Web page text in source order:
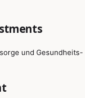
und Gesundheits-